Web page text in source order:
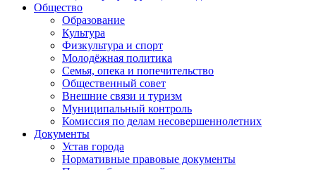
Общество
Образование
Культура
Физкультура и спорт
Молодёжная политика
Семья, опека и попечительство
Общественный совет
Внешние связи и туризм
Муниципальный контроль
Комиссия по делам несовершеннолетних
Документы
Устав города
Нормативные правовые документы